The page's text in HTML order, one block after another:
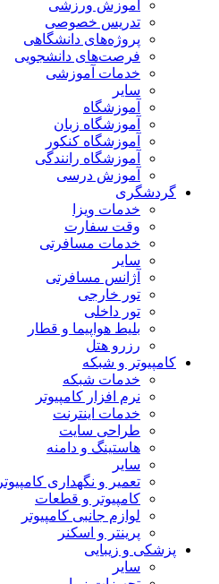
آموزش ورزشی
تدریس خصوصی
پروژه‌های دانشگاهی
فرصت‌های دانشجویی
خدمات آموزشی
سایر
آموزشگاه
آموزشگاه زبان
آموزشگاه کنکور
آموزشگاه رانندگی
آموزش درسی
گردشگری
خدمات ویزا
وقت سفارت
خدمات مسافرتی
سایر
آژانس مسافرتی
تور خارجی
تور داخلی
بلیط هواپیما و قطار
رزرو هتل
کامپیوتر و شبکه
خدمات شبکه
نرم افزار کامپیوتر
خدمات اینترنت
طراحی سایت
هاستینگ و دامنه
سایر
تعمیر و نگهداری کامپیوتر
کامپیوتر و قطعات
لوازم جانبی کامپیوتر
پرینتر و اسکنر
پزشکی و زیبایی
سایر